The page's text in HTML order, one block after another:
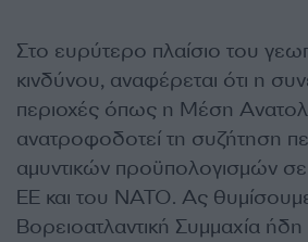
Στο ευρύτερο πλαίσιο του
κινδύνου, αναφέρεται ότι η
περιοχές όπως η Μέση
ανατροφοδοτεί τη συζήτηση
αμυντικών προϋπολογισμών
ΕΕ και του ΝΑΤΟ. Ας
Βορειοατλαντική Συμμαχία